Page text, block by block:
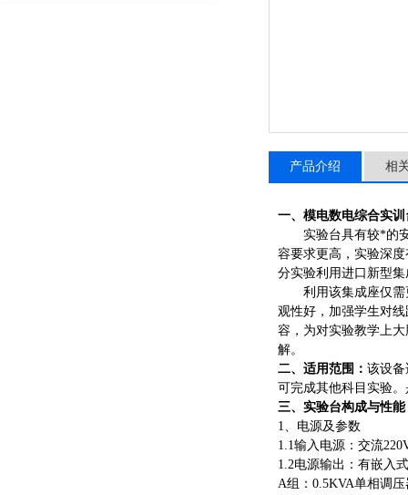
产品介绍 相
一、 模电数电综合实训
实验台具有较*的
容要求更高，实验深
分实验利用进口新型
利用该集成座仅
观性好，加强学生对
容，为对实验教学上
解。
二、适用范围： 该设
可完成其他科目实验
三、实验台构成与性能
1、电源及参数
1.1输入电源：交流
1.2电源输出：有嵌入
A组：0.5KVA单相调